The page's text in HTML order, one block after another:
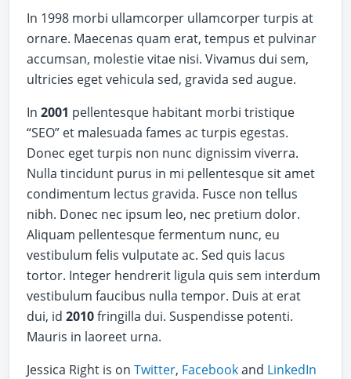
In 1998 morbi ullamcorper ullamcorper turpis at
ornare. Maecenas quam erat, tempus et pulvinar
accumsan, molestie vitae nisi. Vivamus dui sem,
ultricies eget vehicula sed, gravida sed augue.
In 2001 pellentesque habitant morbi tristique
“SEO” et malesuada fames ac turpis egestas.
Donec eget turpis non nunc dignissim viverra.
Nulla tincidunt purus in mi pellentesque sit amet
condimentum lectus gravida. Fusce non tellus
nibh. Donec nec ipsum leo, nec pretium dolor.
Aliquam pellentesque fermentum nunc, eu
vestibulum felis vulputate ac. Sed quis lacus
tortor. Integer hendrerit ligula quis sem interdum
vestibulum faucibus nulla tempor. Duis at erat
dui, id 2010fringilla dui. Suspendisse potenti.
Mauris in laoreet urna.
Jessica Right is on Twitter, Facebookand LinkedIn